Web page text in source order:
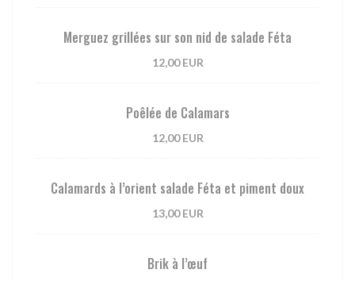
Merguez grillées sur son nid de salade Féta
12,00 EUR
Poêlée de Calamars
12,00 EUR
Calamards à l’orient salade Féta et piment doux
13,00 EUR
Brik à l’œuf